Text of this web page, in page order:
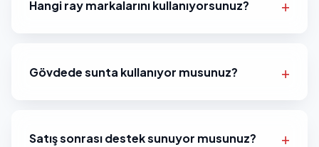
Hangi ray markalarını kullanıyorsunuz?
Gövdede sunta kullanıyor musunuz?
Satış sonrası destek sunuyor musunuz?